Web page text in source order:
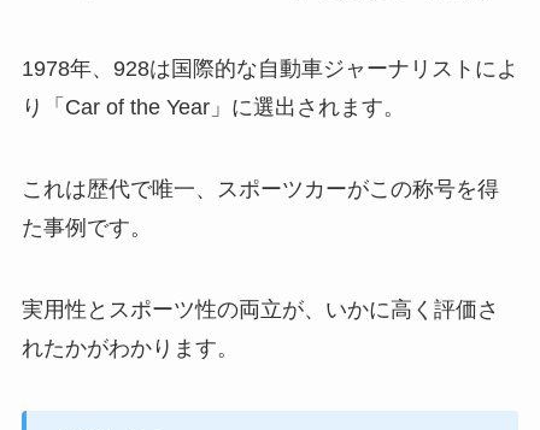
1978年、928は国際的な自動車ジャーナリストによ
り「Car of the Year」に選出されます。
これは歴代で唯一、スポーツカーがこの称号を得
た事例です。
実用性とスポーツ性の両立が、いかに高く評価さ
れたかがわかります。